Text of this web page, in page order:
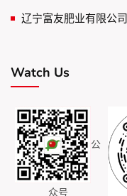
辽宁富友肥业有限公司
Watch Us
公
众号